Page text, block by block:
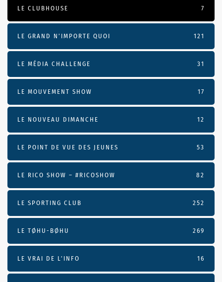
LE CLUBHOUSE 7
LE GRAND N’IMPORTE QUOI 121
LE MÉDIA CHALLENGE 31
LE MOUVEMENT SHOW 17
LE NOUVEAU DIMANCHE 12
LE POINT DE VUE DES JEUNES 53
LE RICO SHOW – #RICOSHOW 82
LE SPORTING CLUB 252
LE TØHU-BØHU 269
LE VRAI DE L’INFO 16